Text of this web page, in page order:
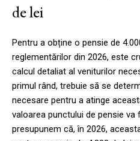
de lei
Pentru a obține o pensie de
reglementărilor din 2026, este
calcul detaliat al veniturilor
primul rând, trebuie să se
necesare pentru a atinge
valoarea punctului de pensie
presupunem că, în 2026,